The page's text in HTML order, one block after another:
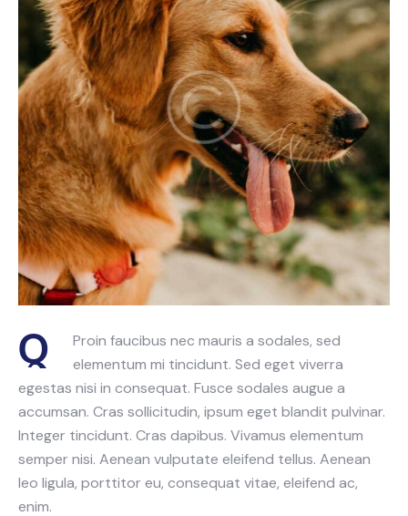
Q
Proin faucibus nec mauris a sodales, sed
elementum mi tincidunt. Sed eget viverra
egestas nisi in consequat. Fusce sodales augue a
accumsan. Cras sollicitudin, ipsum eget blandit pulvinar.
Integer tincidunt. Cras dapibus. Vivamus elementum
semper nisi. Aenean vulputate eleifend tellus. Aenean
leo ligula, porttitor eu, consequat vitae, eleifend ac,
enim.